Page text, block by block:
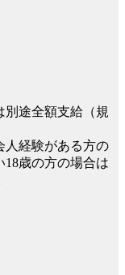
途全額支給（規
経験がある方の
歳の方の場合は